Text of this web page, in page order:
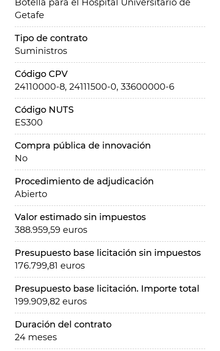
Botella para el Hospital Universitario de
Getafe
Tipo de contrato
Suministros
Código CPV
24110000-8, 24111500-0, 33600000-6
Código NUTS
ES300
Compra pública de innovación
No
Procedimiento de adjudicación
Abierto
Valor estimado sin impuestos
388.959,59 euros
Presupuesto base licitación sin impuestos
176.799,81 euros
Presupuesto base licitación. Importe total
199.909,82 euros
Duración del contrato
24 meses